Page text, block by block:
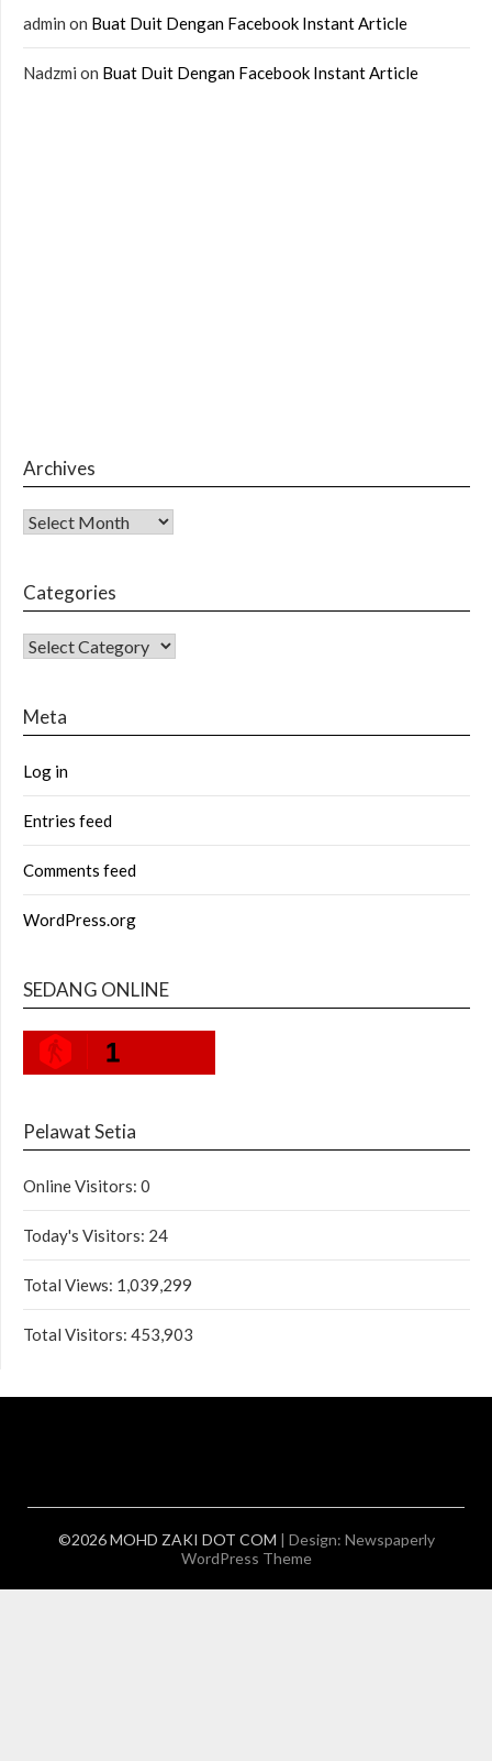
admin on Buat Duit Dengan Facebook Instant Article
Nadzmi on Buat Duit Dengan Facebook Instant Article
Archives
Archives
Categories
CATEGORIES
Meta
Log in
Entries feed
Comments feed
WordPress.org
SEDANG ONLINE
1
Pelawat Setia
Online Visitors: 0
Today's Visitors: 24
Total Views: 1,039,299
Total Visitors: 453,903
©2026 MOHD ZAKI DOT COM | Design: Newspaperly
WordPress Theme